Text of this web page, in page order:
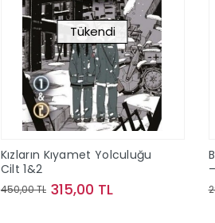
Tükendi
Kızların Kıyamet Yolculuğu
Cilt 1&2
450,00 TL 315,00 TL